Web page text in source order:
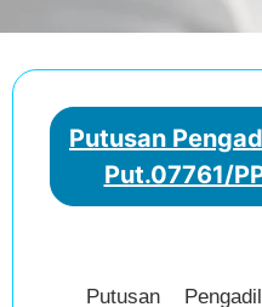
Putusan
Put.07761/
Putusan